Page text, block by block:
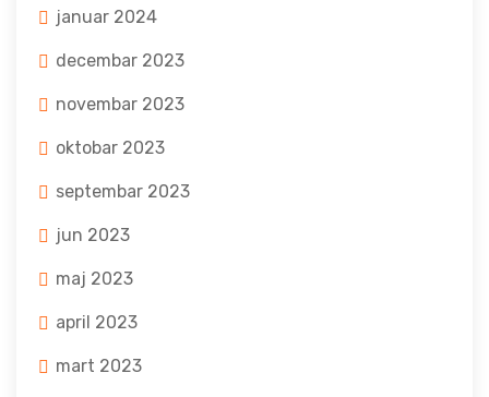
januar 2024
decembar 2023
novembar 2023
oktobar 2023
septembar 2023
jun 2023
maj 2023
april 2023
mart 2023